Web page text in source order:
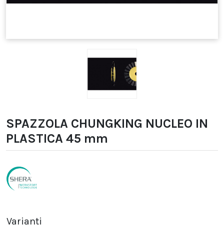
SPAZZOLA CHUNGKING NUCLEO IN
PLASTICA 45 mm
Varianti